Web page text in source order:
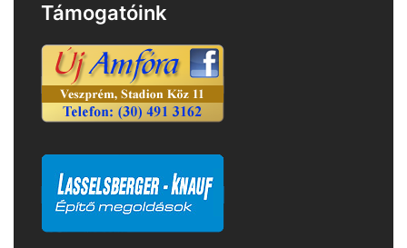
Támogatóink